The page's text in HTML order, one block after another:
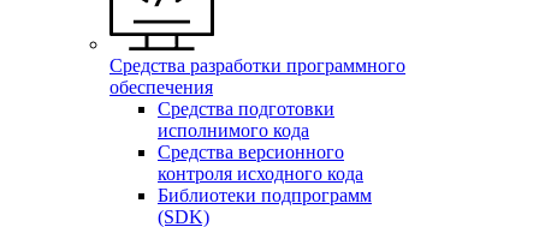
Средства разработки программного
обеспечения
Средства подготовки
исполнимого кода
Средства версионного
контроля исходного кода
Библиотеки подпрограмм
(SDK)